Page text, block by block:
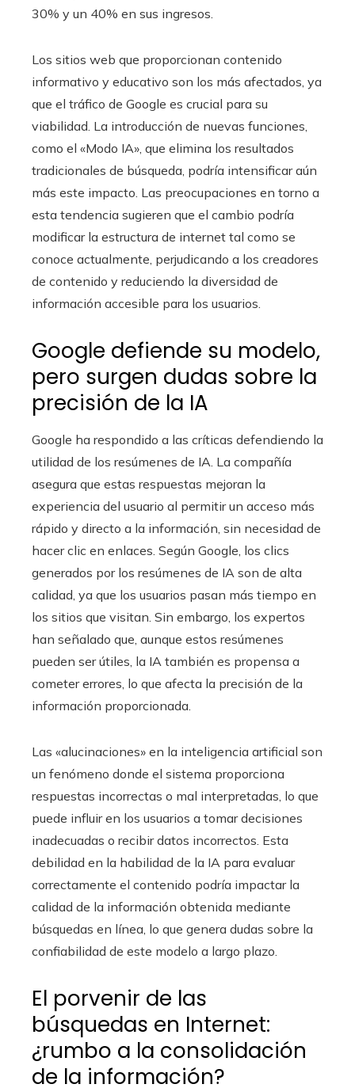
30% y un 40% en sus ingresos.
Los sitios web que proporcionan contenido
informativo y educativo son los más afectados, ya
que el tráfico de Google es crucial para su
viabilidad. La introducción de nuevas funciones,
como el «Modo IA», que elimina los resultados
tradicionales de búsqueda, podría intensificar aún
más este impacto. Las preocupaciones en torno a
esta tendencia sugieren que el cambio podría
modificar la estructura de internet tal como se
conoce actualmente, perjudicando a los creadores
de contenido y reduciendo la diversidad de
información accesible para los usuarios.
Google defiende su modelo,
pero surgen dudas sobre la
precisión de la IA
Google ha respondido a las críticas defendiendo la
utilidad de los resúmenes de IA. La compañía
asegura que estas respuestas mejoran la
experiencia del usuario al permitir un acceso más
rápido y directo a la información, sin necesidad de
hacer clic en enlaces. Según Google, los clics
generados por los resúmenes de IA son de alta
calidad, ya que los usuarios pasan más tiempo en
los sitios que visitan. Sin embargo, los expertos
han señalado que, aunque estos resúmenes
pueden ser útiles, la IA también es propensa a
cometer errores, lo que afecta la precisión de la
información proporcionada.
Las «alucinaciones» en la inteligencia artificial son
un fenómeno donde el sistema proporciona
respuestas incorrectas o mal interpretadas, lo que
puede influir en los usuarios a tomar decisiones
inadecuadas o recibir datos incorrectos. Esta
debilidad en la habilidad de la IA para evaluar
correctamente el contenido podría impactar la
calidad de la información obtenida mediante
búsquedas en línea, lo que genera dudas sobre la
confiabilidad de este modelo a largo plazo.
El porvenir de las
búsquedas en Internet:
¿rumbo a la consolidación
de la información?